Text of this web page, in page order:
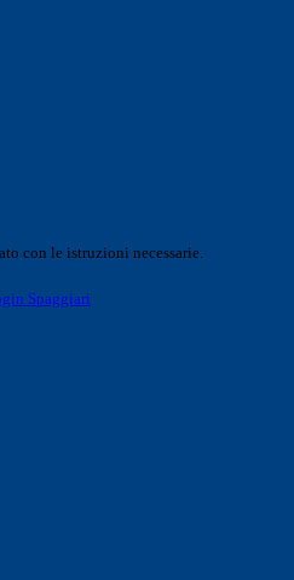
con le istruzioni necessarie.
Spaggiari